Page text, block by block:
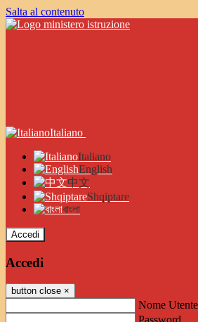
Salta al contenuto
Italiano
Italiano
English
中文
Shqiptare
বাংলা
Accedi
Accedi
button close ×
Nome Utente